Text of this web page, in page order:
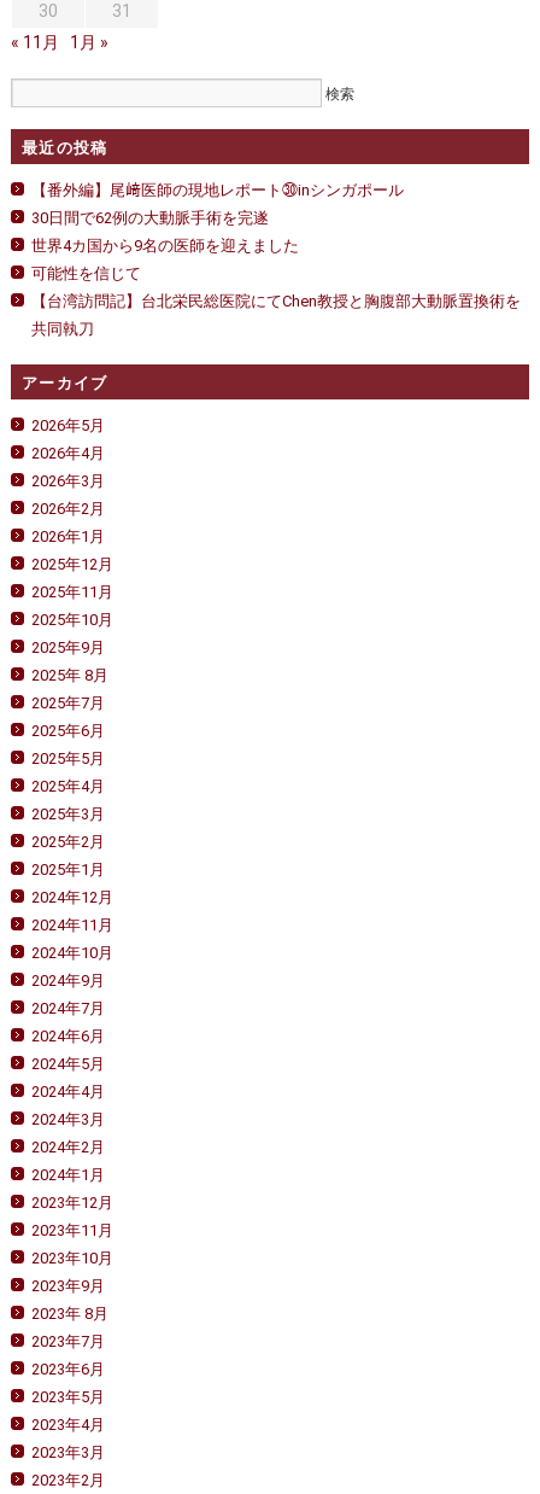
お問い合わせ
外来予約をされた方へ
採用・医療関係の方へ
私どもの特色 治療目的と治療対象
手術概要 ご紹介いただく場合
医師募集情報 ドクターカー
アーカイブ
30
31
« 11月
1月 »
最近の投稿
【番外編】尾﨑医師の現地レポート㉚inシンガポール
30日間で62例の大動脈手術を完遂
世界4カ国から9名の医師を迎えました
可能性を信じて
【台湾訪問記】台北栄民総医院にてChen教授と胸腹部大動脈置換術を
共同執刀
アーカイブ
2026年5月
2026年4月
2026年3月
2026年2月
2026年1月
2025年12月
2025年11月
2025年10月
2025年9月
2025年 8月
2025年7月
2025年6月
2025年5月
2025年4月
2025年3月
2025年2月
2025年1月
2024年12月
2024年11月
2024年10月
2024年9月
2024年7月
2024年6月
2024年5月
2024年4月
2024年3月
2024年2月
2024年1月
2023年12月
2023年11月
2023年10月
2023年9月
2023年 8月
2023年7月
2023年6月
2023年5月
2023年4月
2023年3月
2023年2月